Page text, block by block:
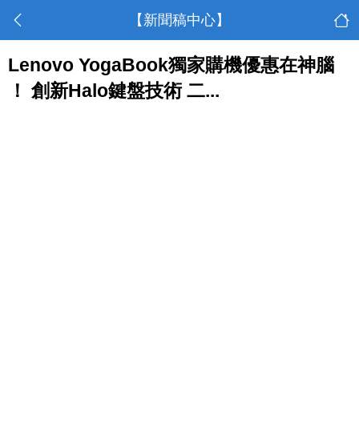
【新聞稿中心】
Lenovo YogaBook獨家購機優惠在神腦
！ 創新Halo鍵盤技術 二...